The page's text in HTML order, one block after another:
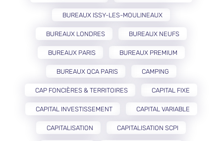
BUREAUX ISSY-LES-MOULINEAUX
BUREAUX LONDRES BUREAUX NEUFS
BUREAUX PARIS BUREAUX PREMIUM
BUREAUX QCA PARIS CAMPING
CAP FONCIÈRES & TERRITOIRES CAPITAL FIXE
CAPITAL INVESTISSEMENT CAPITAL VARIABLE
CAPITALISATION CAPITALISATION SCPI